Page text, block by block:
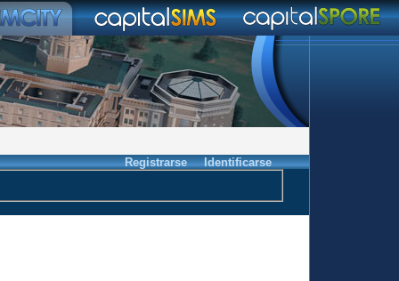
Registrarse Identificarse